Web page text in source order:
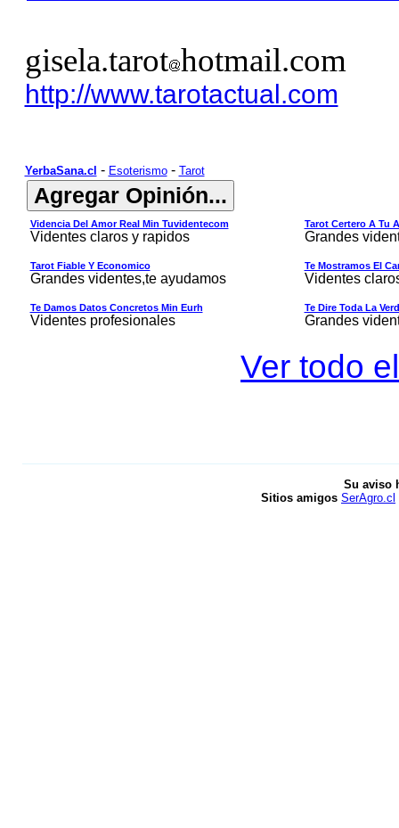
gisela.tarot hotmail.com
http://www.tarotactual.com
YerbaSana.cl - Esoterismo- Tarot
Videncia Del Amor Real Min Tuvidentecom
Videntes claros y rapidos
Tarot Certero A Tu
Grandes
Tarot Fiable Y Economico
Grandes videntes,te ayudamos
Te Mostramos El
Videntes
Te Damos Datos Concretos Min Eurh
Videntes profesionales
Te Dire Toda La
Grandes
Ver todo
Su aviso
Sitios amigos SerAgro.cl